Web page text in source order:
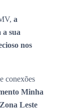
a
a sua
nos
conexões
Minha
Leste